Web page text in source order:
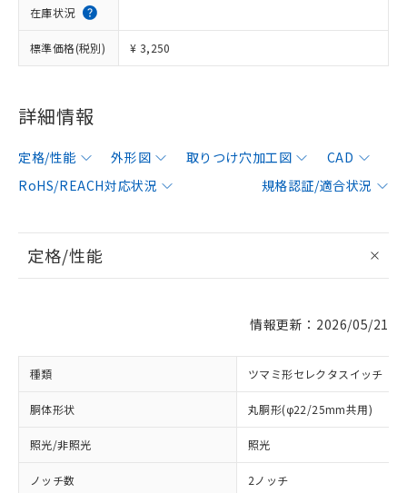
在庫状況
標準価格(税別) ¥ 3,250
詳細情報
定格/性能 外形図 取りつけ穴加工図
CAD
RoHS/REACH対応状況
規格認証/適合状況
定格/性能
情報更新：2026/05/21
種類 ツマミ形セレクタスイッチ
胴体形状 丸胴形(φ22/25mm共用)
照光/非照光 照光
ノッチ数 2ノッチ